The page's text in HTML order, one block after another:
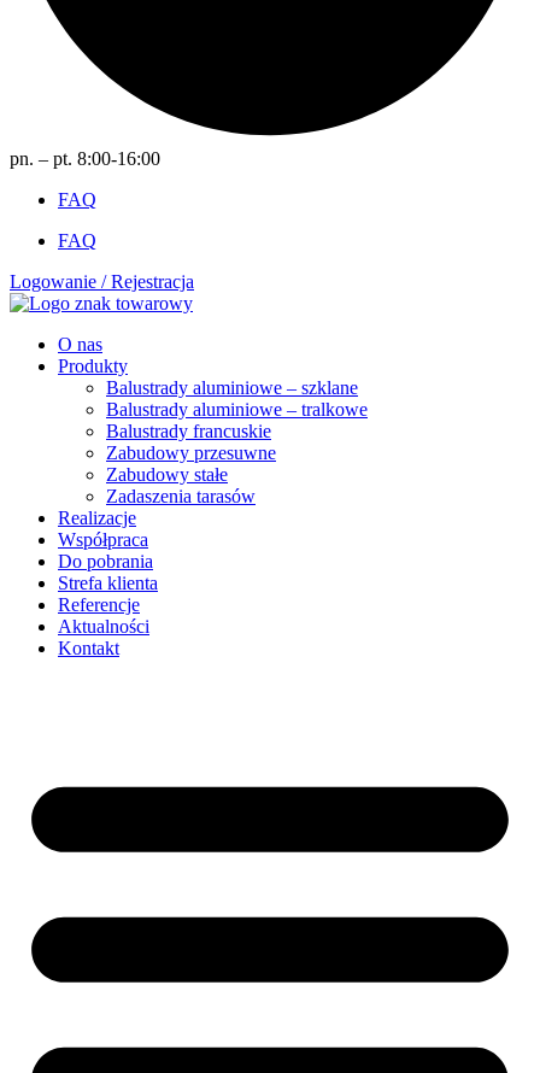
pn. – pt. 8:00-16:00
FAQ
FAQ
Logowanie / Rejestracja
O nas
Produkty
Balustrady aluminiowe – szklane
Balustrady aluminiowe – tralkowe
Balustrady francuskie
Zabudowy przesuwne
Zabudowy stałe
Zadaszenia tarasów
Realizacje
Współpraca
Do pobrania
Strefa klienta
Referencje
Aktualności
Kontakt